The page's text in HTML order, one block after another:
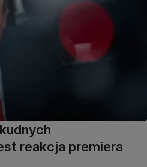
reakcja premiera